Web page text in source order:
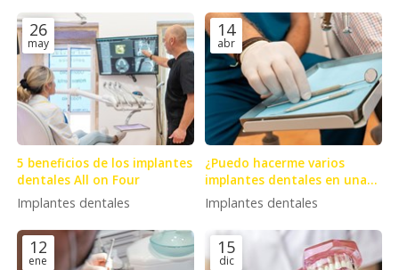
26
may
5 beneficios de los implantes
dentales All on Four
Implantes dentales
14
abr
¿Puedo hacerme varios
implantes dentales en una
sola sesión?
Implantes dentales
12
ene
15
dic